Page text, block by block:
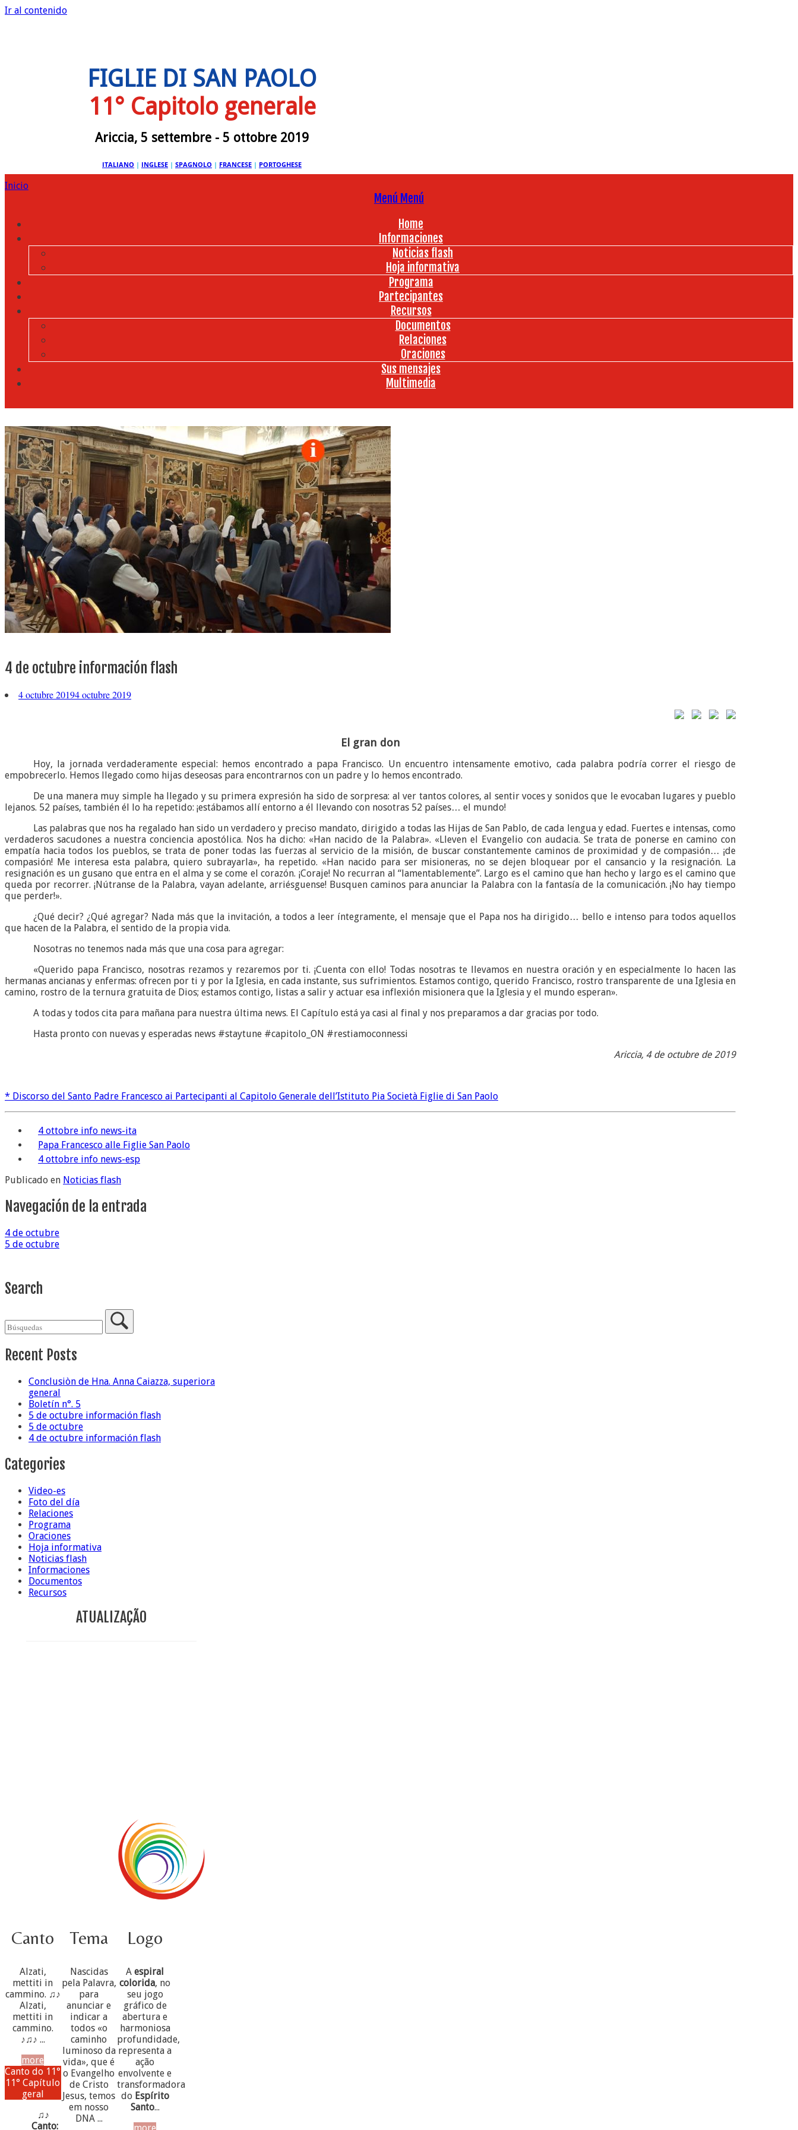
Ir al contenido
FIGLIE DI SAN PAOLO
11° Capitolo generale
Ariccia, 5 settembre - 5 ottobre 2019
ITALIANO | INGLESE | SPAGNOLO | FRANCESE | PORTOGHESE
Inicio
Menú Menú
Home
Informaciones
Noticias flash
Hoja informativa
Programa
Partecipantes
Recursos
Documentos
Relaciones
Oraciones
Sus mensajes
Multimedia
4 de octubre información flash
4 octubre 20194 octubre 2019
El gran don
Hoy, la jornada verdaderamente especial: hemos encontrado a papa Francisco. Un encuentro intensamente emotivo, cada palabra podría correr el riesgo de
empobrecerlo. Hemos llegado como hijas deseosas para encontrarnos con un padre y lo hemos encontrado.
De una manera muy simple ha llegado y su primera expresión ha sido de sorpresa: al ver tantos colores, al sentir voces y sonidos que le evocaban lugares y pueblo
lejanos. 52 países, también él lo ha repetido: ¡estábamos allí entorno a él llevando con nosotras 52 países… el mundo!
Las palabras que nos ha regalado han sido un verdadero y preciso mandato, dirigido a todas las Hijas de San Pablo, de cada lengua y edad. Fuertes e intensas, como
verdaderos sacudones a nuestra conciencia apostólica. Nos ha dicho: «Han nacido de la Palabra». «Lleven el Evangelio con audacia. Se trata de ponerse en camino con
empatía hacia todos los pueblos, se trata de poner todas las fuerzas al servicio de la misión, de buscar constantemente caminos de proximidad y de compasión… ¡de
compasión! Me interesa esta palabra, quiero subrayarla», ha repetido. «Han nacido para ser misioneras, no se dejen bloquear por el cansancio y la resignación. La
resignación es un gusano que entra en el alma y se come el corazón. ¡Coraje! No recurran al “lamentablemente”. Largo es el camino que han hecho y largo es el camino que
queda por recorrer. ¡Nútranse de la Palabra, vayan adelante, arriésguense! Busquen caminos para anunciar la Palabra con la fantasía de la comunicación. ¡No hay tiempo
que perder!».
¿Qué decir? ¿Qué agregar? Nada más que la invitación, a todos a leer íntegramente, el mensaje que el Papa nos ha dirigido… bello e intenso para todos aquellos
que hacen de la Palabra, el sentido de la propia vida.
Nosotras no tenemos nada más que una cosa para agregar:
«Querido papa Francisco, nosotras rezamos y rezaremos por ti. ¡Cuenta con ello! Todas nosotras te llevamos en nuestra oración y en especialmente lo hacen las
hermanas ancianas y enfermas: ofrecen por ti y por la Iglesia, en cada instante, sus sufrimientos. Estamos contigo, querido Francisco, rostro transparente de una Iglesia en
camino, rostro de la ternura gratuita de Dios; estamos contigo, listas a salir y actuar esa inflexión misionera que la Iglesia y el mundo esperan».
A todas y todos cita para mañana para nuestra última news. El Capítulo está ya casi al final y nos preparamos a dar gracias por todo.
Hasta pronto con nuevas y esperadas news #staytune #capitolo_ON #restiamoconnessi
Ariccia, 4 de octubre de 2019
* Discorso del Santo Padre Francesco ai Partecipanti al Capitolo Generale dell’Istituto Pia Società Figlie di San Paolo
4 ottobre info news-ita
Papa Francesco alle Figlie San Paolo
4 ottobre info news-esp
Publicado en Noticias flash
Navegación de la entrada
4 de octubre
5 de octubre
Search
Recent Posts
Conclusiòn de Hna. Anna Caiazza, superiora
general
Boletín n°. 5
5 de octubre información flash
5 de octubre
4 de octubre información flash
Categories
Video-es
Foto del día
Relaciones
Programa
Oraciones
Hoja informativa
Noticias flash
Informaciones
Documentos
Recursos
ATUALIZAÇÃO
Canto
Alzati,
mettiti in
cammino. ♫♪
Alzati,
mettiti in
cammino.
♪♫♪ ...
more
Canto do 11°
11° Capítulo
geral
♫♪
Canto:
Tema
Nascidas
pela Palavra,
para
anunciar e
indicar a
todos «o
caminho
luminoso da
vida», que é
o Evangelho
de Cristo
Jesus, temos
em nosso
DNA ...
Logo
Aespiral
colorida, no
seu jogo
gráfico de
abertura e
harmoniosa
profundidade,
representa a
ação
envolvente e
transformadora
do Espírito
Santo...